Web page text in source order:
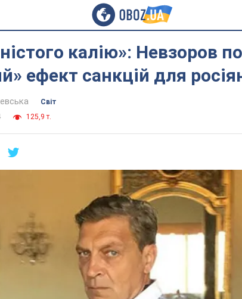
калію»: Невзоров
ефект санкцій для
Світ
125,9 т.